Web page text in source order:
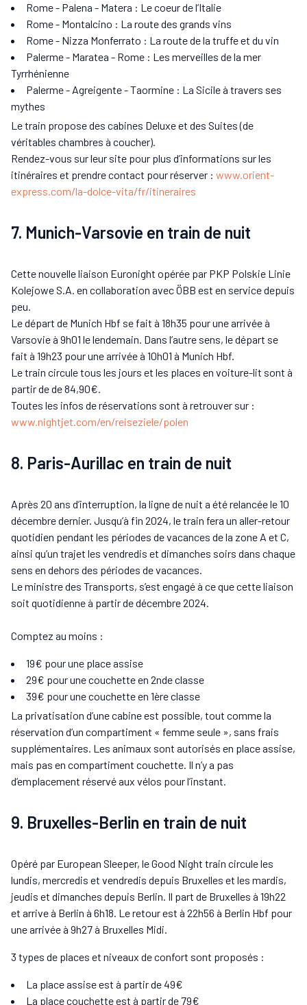
Rome - Palena - Matera : Le coeur de l’Italie
Rome - Montalcino : La route des grands vins
Rome - Nizza Monferrato : La route de la truffe et du vin
Palerme - Maratea - Rome : Les merveilles de la mer
Tyrrhénienne
Palerme - Agreigente - Taormine : La Sicile à travers ses
mythes
Le train propose des cabines Deluxe et des Suites (de
véritables chambres à coucher).
Rendez-vous sur leur site pour plus d’informations sur les
itinéraires et prendre contact pour réserver : www.orient-
express.com/la-dolce-vita/fr/itineraires
7. Munich-Varsovie en train de nuit
Cette nouvelle liaison Euronight opérée par PKP Polskie Linie
Kolejowe S.A. en collaboration avec ÖBB est en service depuis
peu.
Le départ de Munich Hbf se fait à 18h35 pour une arrivée à
Varsovie à 9h01 le lendemain. Dans l’autre sens, le départ se
fait à 19h23 pour une arrivée à 10h01 à Munich Hbf.
Le train circule tous les jours et les places en voiture-lit sont à
partir de de 84,90€.
Toutes les infos de réservations sont à retrouver sur :
www.nightjet.com/en/reiseziele/polen
8. Paris-Aurillac en train de nuit
Après 20 ans d’interruption, la ligne de nuit a été relancée le 10
décembre dernier. Jusqu’à fin 2024, le train fera un aller-retour
quotidien pendant les périodes de vacances de la zone A et C,
ainsi qu’un trajet les vendredis et dimanches soirs dans chaque
sens en dehors des périodes de vacances.
Le ministre des Transports, s’est engagé à ce que cette liaison
soit quotidienne à partir de décembre 2024.
Comptez au moins :
19€ pour une place assise
29€ pour une couchette en 2nde classe
39€ pour une couchette en 1ère classe
La privatisation d’une cabine est possible, tout comme la
réservation d’un compartiment « femme seule », sans frais
supplémentaires. Les animaux sont autorisés en place assise,
mais pas en compartiment couchette. Il n’y a pas
d’emplacement réservé aux vélos pour l’instant.
9. Bruxelles-Berlin en train de nuit
Opéré par European Sleeper, le Good Night train circule les
lundis, mercredis et vendredis depuis Bruxelles et les mardis,
jeudis et dimanches depuis Berlin. Il part de Bruxelles à 19h22
et arrive à Berlin à 6h18. Le retour est à 22h56 à Berlin Hbf pour
une arrivée à 9h27 à Bruxelles Midi.
3 types de places et niveaux de confort sont proposés :
La place assise est à partir de 49€
La place couchette est à partir de 79€